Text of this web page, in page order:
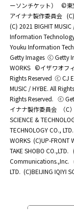
ーソンチケット）
©東
アイナナ製作委員会
(C) 2021 BIGHIT
Information
Youku Information
Getty Images ⓒ Getty
WORKS ©イザワオフ
Rights Reserved ⓒ CJ
MUSIC / HYBE. All
Rights Reserved. ⓒ
イナナ製作委員会
（
SCIENCE &
TECHNOLOGY CO., LTD.
WORKS (C)UP-FRONT
TAKE SHOBO CO.,LTD.
Communications.,Inc.
LTD. (C)BEIJING IQIYI